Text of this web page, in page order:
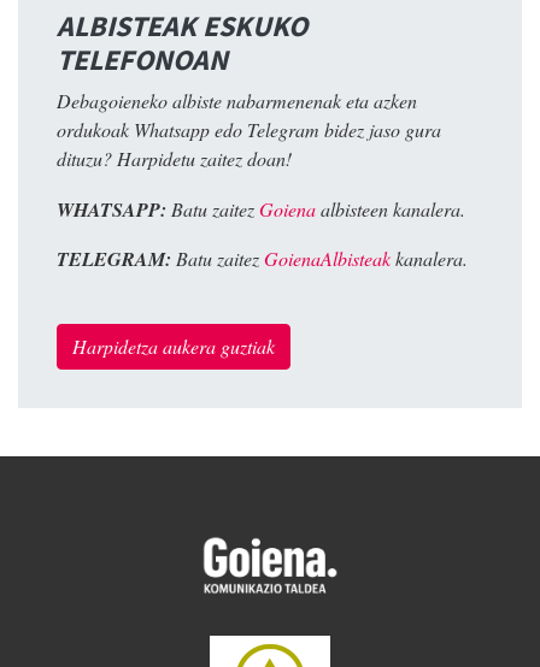
ALBISTEAK ESKUKO
TELEFONOAN
Debagoieneko albiste nabarmenenak eta azken
ordukoak Whatsapp edo Telegram bidez jaso gura
dituzu? Harpidetu zaitez doan!
WHATSAPP: Batu zaitezGoienaalbisteen kanalera.
TELEGRAM: Batu zaitezGoienaAlbisteakkanalera.
Harpidetza aukera guztiak